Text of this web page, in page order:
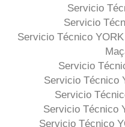
Servicio
Servicio
Servicio Técnico
Servicio
Servicio Técnico
Servicio
Servicio Técnico
Servicio Técnico